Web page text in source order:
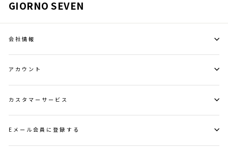
GIORNO SEVEN
会社情報
アカウント
カスタマーサービス
Eメール会員に登録する